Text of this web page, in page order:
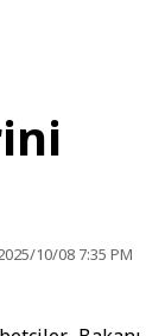
10/08 7:35 PM